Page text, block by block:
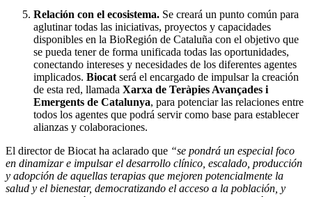
Relación con el ecosistema. Se creará un punto común para
aglutinar todas las iniciativas, proyectos y capacidades
disponibles en la BioRegión de Cataluña con el objetivo que
se pueda tener de forma unificada todas las oportunidades,
conectando intereses y necesidades de los diferentes agentes
implicados. Biocat será el encargado de impulsar la creación
de esta red, llamada Xarxa de Teràpies Avançades i
Emergents de Catalunya, para potenciar las relaciones entre
todos los agentes que podrá servir como base para establecer
alianzas y colaboraciones.
El director de Biocat ha aclarado que “se pondrá un especial foco
en dinamizar e impulsar el desarrollo clínico, escalado, producción
y adopción de aquellas terapias que mejoren potencialmente la
salud y el bienestar, democratizando el acceso a la población, y